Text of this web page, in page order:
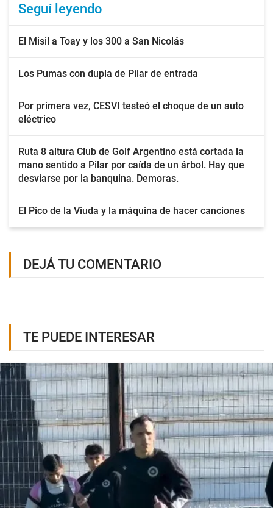
Seguí leyendo
El Misil a Toay y los 300 a San Nicolás
Los Pumas con dupla de Pilar de entrada
Por primera vez, CESVI testeó el choque de un auto
eléctrico
Ruta 8 altura Club de Golf Argentino está cortada la
mano sentido a Pilar por caída de un árbol. Hay que
desviarse por la banquina. Demoras.
El Pico de la Viuda y la máquina de hacer canciones
DEJÁ TU COMENTARIO
TE PUEDE INTERESAR